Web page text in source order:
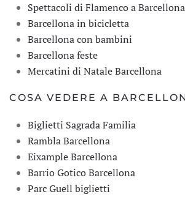
Spettacoli di Flamenco a Barcellona
Barcellona in bicicletta
Barcellona con bambini
Barcellona feste
Mercatini di Natale Barcellona
COSA VEDERE A
Biglietti Sagrada Familia
Rambla Barcellona
Eixample Barcellona
Barrio Gotico Barcellona
Parc Guell biglietti